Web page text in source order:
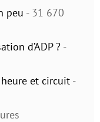
peu - 31 670
d’ADP ? -
et circuit -